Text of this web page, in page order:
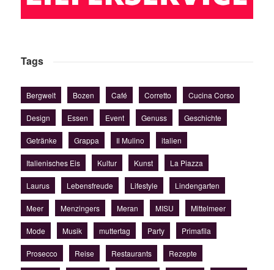
Tags
Bergwelt Bozen Café Corretto Cucina Corso
Design Essen Event Genuss Geschichte
Getränke Grappa Il Mulino italien
Italienisches Eis Kultur Kunst La Piazza
Laurus Lebensfreude Lifestyle Lindengarten
Meer Menzingers Meran MISU Mittelmeer
Mode Musik muttertag Party Primafila
Prosecco Reise Restaurants Rezepte